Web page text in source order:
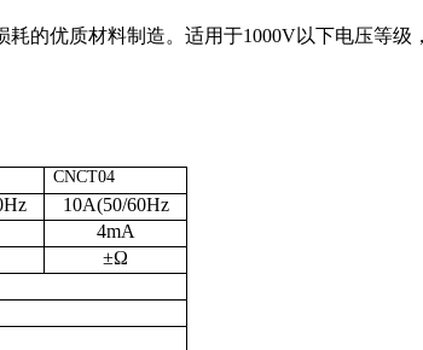
的优质材料制造。适用于1000V以下电压等
CNCT04
10A(50/60Hz
4mA
±Ω